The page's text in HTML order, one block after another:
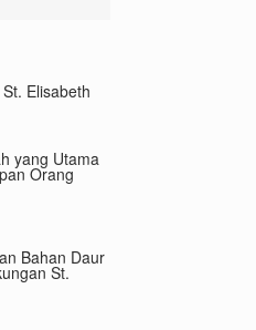
Elisabeth
yang Utama
Orang
Bahan Daur
St.